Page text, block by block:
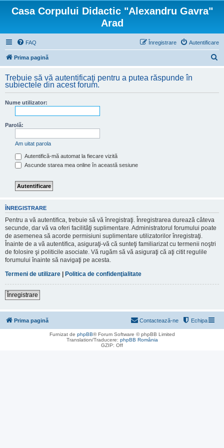
Casa Corpului Didactic "Alexandru Gavra"
Arad
FAQ Autentificare
Înregistrare
Prima pagină
t
Trebuie să vă autentificaţi pentru a putea răspunde în
subiectele din acest forum.
Nume utilizator:
Parolă:
Am uitat parola
Autentifică-mă automat la fiecare vizită
Ascunde starea mea online în această sesiune
ÎNREGISTRARE
Pentru a vă autentifica, trebuie să vă înregistraţi. Înregistrarea durează câteva
secunde, dar vă va oferi facilităţi suplimentare. Administratorul forumului poate
de asemenea să acorde permisiuni suplimentare utilizatorilor înregistraţi.
Înainte de a vă autentifica, asiguraţi-vă că sunteţi familiarizat cu termenii noştri
de folosire şi politicile asociate. Vă rugăm să vă asiguraţi că aţi citit regulile
forumului înainte să navigaţi pe acesta.
Termeni de utilizare | Politica de confidenţialitate
Înregistrare
Prima pagină Echipa
Contactează-ne
Furnizat de phpBB® Forum Software © phpBB Limited
Translation/Traducere: phpBB România
GZIP: Off